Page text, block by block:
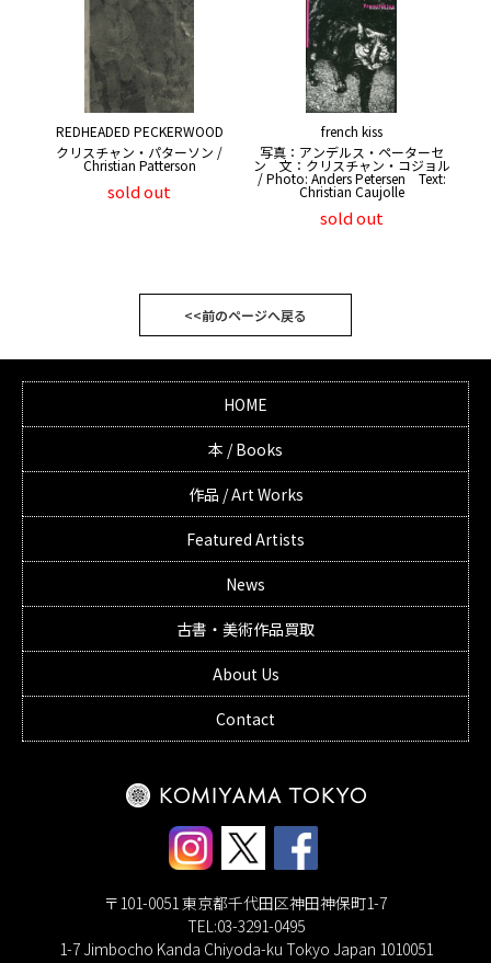
REDHEADED PECKERWOOD
クリスチャン・パターソン /
Christian Patterson
sold out
french kiss
写真：アンデルス・ペーターセ
ン 文：クリスチャン・コジョル
/ Photo: Anders Petersen Text:
Christian Caujolle
sold out
<<前のページへ戻る
HOME
本 / Books
作品 / Art Works
Featured Artists
News
古書・美術作品買取
About Us
Contact
〒101-0051 東京都千代田区神田神保町1-7
TEL:03-3291-0495
1-7 Jimbocho Kanda Chiyoda-ku Tokyo Japan 1010051